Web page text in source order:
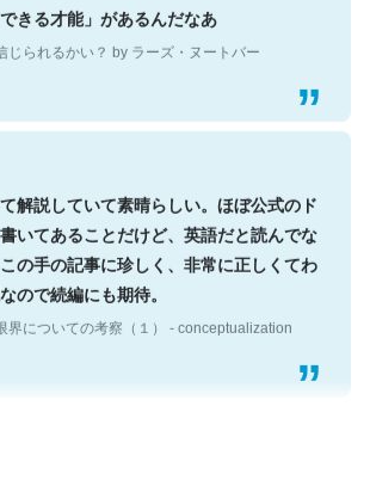
きる才能」があるんだなあ
解説していて素晴らしい。ほぼ公式のド
いてあることだけど、英語だと読んでな
の手の記事に珍しく、非常に正しくてわ
ので続編にも期待。